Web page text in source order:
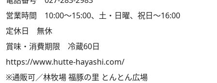
営業時間 10:00～15:00、土・日曜、祝日～16:00
定休日 無休
賞味・消費期限 冷蔵60日
https://www.hutte-hayashi.com/
※通販可／林牧場 福豚の里 とんとん広場